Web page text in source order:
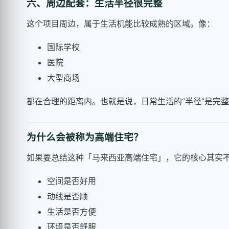
六、周边配套：生活半径很完整
这个项目周边，属于生活机能比较成熟的区域。像：
国际学校
医院
大型商场
都在合理的距离内。也就是说，日常生活的“半径”是完整
为什么会被称为高端住宅？
如果要总结这种「马来西亚高端住宅」，它的核心其实不
空间是否好用
动线是否顺
生活是否方便
环境是否舒服